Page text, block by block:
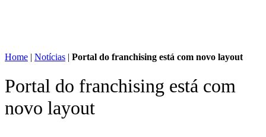
Home | Notícias | Portal do franchising está com novo layout
Portal do franchising está com
novo layout